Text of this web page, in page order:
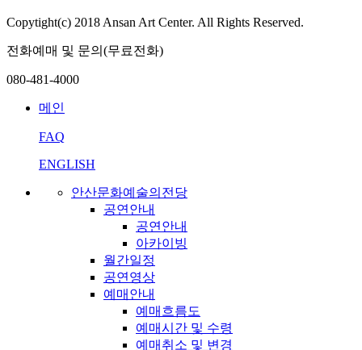
Copytight(c) 2018 Ansan Art Center. All Rights Reserved.
전화예매 및 문의(무료전화)
080-481-4000
메인
FAQ
ENGLISH
안산문화예술의전당
공연안내
공연안내
아카이빙
월간일정
공연영상
예매안내
예매흐름도
예매시간 및 수령
예매취소 및 변경